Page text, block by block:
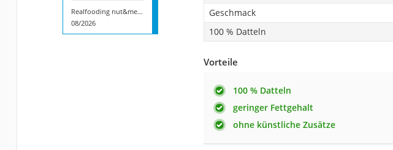
Realfooding nut&me Dattelpaste
08/2026
Geschmack
100 % Datteln
Vorteile
100 % Datteln
geringer Fettgehalt
ohne künstliche Zusätze